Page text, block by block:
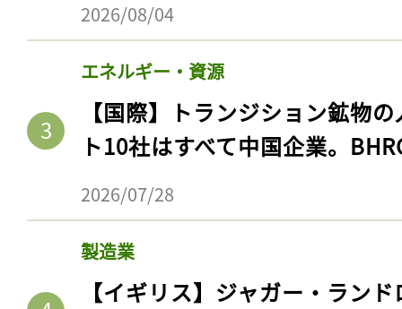
2026/08/04
エネルギー・資源
【国際】トランジション鉱物
ト10社はすべて中国企業。
2026/07/28
製造業
【イギリス】ジャガー・ラン